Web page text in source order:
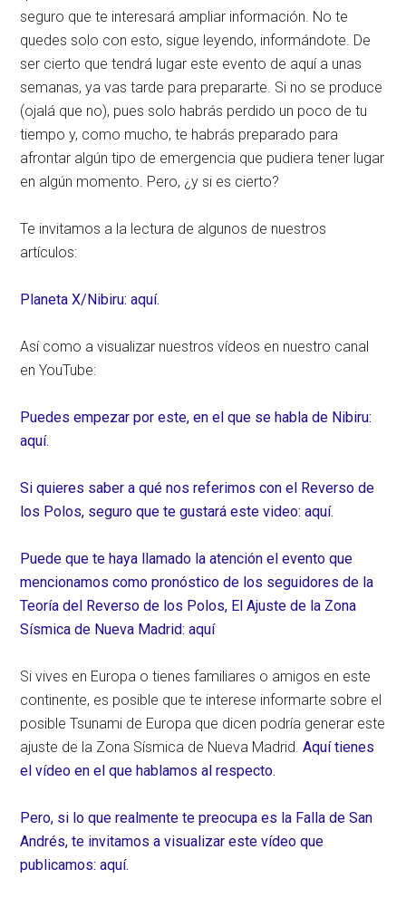
seguro que te interesará ampliar información. No te
quedes solo con esto, sigue leyendo, informándote. De
ser cierto que tendrá lugar este evento de aquí a unas
semanas, ya vas tarde para prepararte. Si no se produce
(ojalá que no), pues solo habrás perdido un poco de tu
tiempo y, como mucho, te habrás preparado para
afrontar algún tipo de emergencia que pudiera tener lugar
en algún momento. Pero, ¿y si es cierto?
Te invitamos a la lectura de algunos de nuestros
artículos:
Planeta X/Nibiru: aquí.
Así como a visualizar nuestros vídeos en nuestro canal
en YouTube:
Puedes empezar por este, en el que se habla de Nibiru:
aquí.
Si quieres saber a qué nos referimos con el Reverso de
los Polos, seguro que te gustará este video: aquí.
Puede que te haya llamado la atención el evento que
mencionamos como pronóstico de los seguidores de la
Teoría del Reverso de los Polos, El Ajuste de la Zona
Sísmica de Nueva Madrid: aquí
Si vives en Europa o tienes familiares o amigos en este
continente, es posible que te interese informarte sobre el
posible Tsunami de Europa que dicen podría generar este
ajuste de la Zona Sísmica de Nueva Madrid.Aquí tienes
el vídeo en el que hablamos al respecto.
Pero, si lo que realmente te preocupa es la Falla de San
Andrés, te invitamos a visualizar este vídeo que
publicamos: aquí.